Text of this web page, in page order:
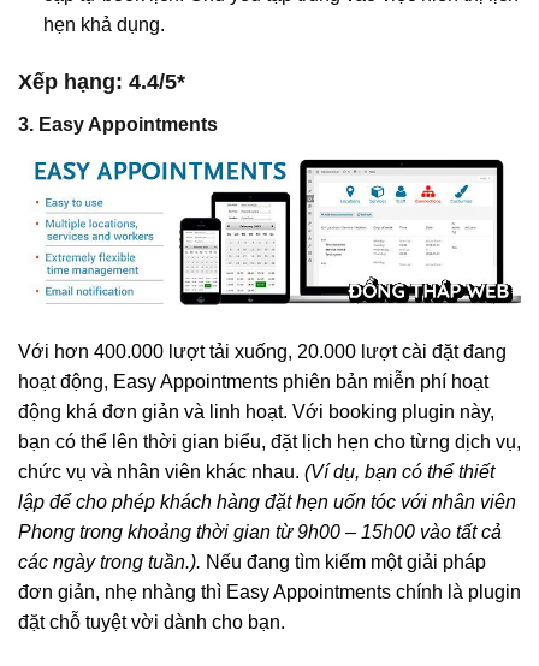
hẹn khả dụng.
Xếp hạng: 4.4/5*
3. Easy Appointments
Với hơn 400.000 lượt tải xuống, 20.000 lượt cài đặt đang
hoạt động, Easy Appointments phiên bản miễn phí hoạt
động khá đơn giản và linh hoạt. Với booking plugin này,
bạn có thể lên thời gian biểu, đặt lịch hẹn cho từng dịch vụ,
chức vụ và nhân viên khác nhau. (Ví dụ, bạn có thể thiết
lập để cho phép khách hàng đặt hẹn uốn tóc với nhân viên
Phong trong khoảng thời gian từ 9h00 – 15h00 vào tất cả
các ngày trong tuần.). Nếu đang tìm kiếm một giải pháp
đơn giản, nhẹ nhàng thì Easy Appointments chính là plugin
đặt chỗ tuyệt vời dành cho bạn.